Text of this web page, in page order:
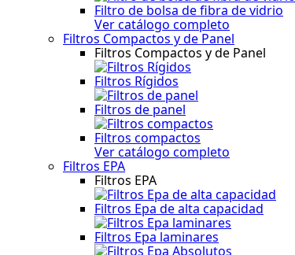
Filtro de bolsa de fibra de vidrio
Ver catálogo completo
Filtros Compactos y de Panel
Filtros Compactos y de Panel
Filtros Rígidos
Filtros de panel
Filtros compactos
Ver catálogo completo
Filtros EPA
Filtros EPA
Filtros Epa de alta capacidad
Filtros Epa laminares